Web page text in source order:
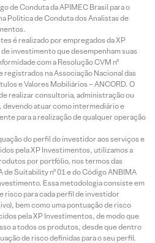
de Conduta da APIMEC Brasil para o
Política de Conduta dos Analistas de
é realizado por empregados da XP
investimento que desempenham suas
com a Resolução CVM nº
na Associação Nacional das
e Valores Mobiliários – ANCORD. O
realizar consultoria, administração ou
atuar como intermediário e
para a realização de qualquer operação
do perfil do investidor aos serviços e
pela XP Investimentos, utilizamos a
por portfólio, nos termos das
Suitability nº 01 e do Código ANBIMA
Essa metodologia consiste em
risco para cada perfil de investidor
bem como uma pontuação de risco
pela XP Investimentos, de modo que
a todos os produtos, desde que dentro
de risco definidas para o seu perfil.